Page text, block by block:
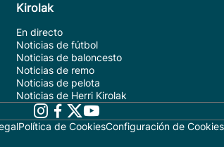
Kirolak
En directo
Noticias de fútbol
Noticias de baloncesto
Noticias de remo
Noticias de pelota
Noticias de Herri Kirolak
Política de CookiesConfiguración de Cookies